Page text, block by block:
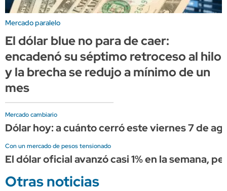
Mercado paralelo
El dólar blue no para de caer:
encadenó su séptimo retroceso al hilo
y la brecha se redujo a mínimo de un
mes
Mercado cambiario
Dólar hoy: a cuánto cerró este viernes 7 de
Con un mercado de pesos tensionado
El dólar oficial avanzó casi 1% en la semana,
Otras noticias